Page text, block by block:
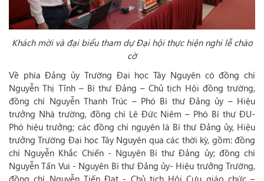
Khách mời và đại biểu tham dự Đại hội thực hiện nghi lễ chào
cờ
Về phía Đảng ủy Trường Đại học Tây Nguyên có đồng chí
Nguyễn Thị Tĩnh – Bí thư Đảng – Chủ tịch Hội đồng trường,
đồng chí Nguyễn Thanh Trúc – Phó Bí thư Đảng ủy – Hiệu
trưởng Nhà trường, đồng chí Lê Đức Niêm – Phó Bí thư ĐU-
Phó hiệu trưởng; các đồng chí nguyên là Bí thư Đảng ủy, Hiệu
trưởng Trường Đại học Tây Nguyên qua các thời kỳ, gồm: đồng
chí Nguyễn Khắc Chiến - Nguyên Bí thư Đảng ủy; đồng chí
Nguyễn Tấn Vui - Nguyên Bí thư Đảng ủy- Hiệu trưởng Trường,